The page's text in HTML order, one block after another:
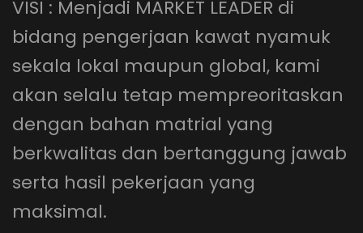
VISI : Menjadi MARKET LEADER di
bidang pengerjaan kawat nyamuk
sekala lokal maupun global, kami
akan selalu tetap mempreoritaskan
dengan bahan matrial yang
berkwalitas dan bertanggung jawab
serta hasil pekerjaan yang
maksimal.